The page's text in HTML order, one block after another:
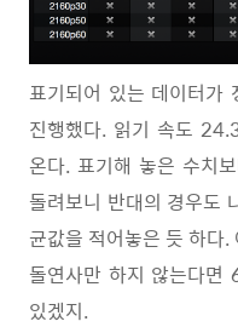
표기되어 있는 데이터가
진행했다. 읽기 속도
온다. 표기해 놓은 수치
돌려보니 반대의 경우도
균값을 적어놓은 듯 하다
돌연사만 하지 않는다면
있겠지.